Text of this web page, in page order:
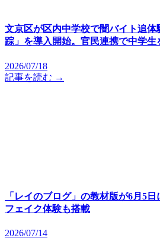
文京区が区内中学校で闇バイト追
踪」を導入開始。官民連携で中学
2026/07/18
記事を読む →
「レイのブログ」の教材版が6月5
フェイク体験も搭載
2026/07/14